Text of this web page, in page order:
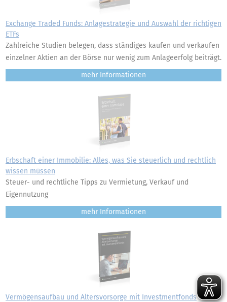
Exchange Traded Funds: Anlagestrategie und Auswahl der richtigen
ETFs
Zahlreiche Studien belegen, dass ständiges kaufen und verkaufen
einzelner Aktien an der Börse nur wenig zum Anlageerfolg beiträgt.
mehr
Erbschaft einer Immobilie: Alles, was Sie steuerlich und rechtlich
wissen müssen
Steuer- und rechtliche Tipps zu Vermietung, Verkauf und
Eigennutzung
mehr
Vermögensaufbau und Altersvorsorge mit Investmentfonds